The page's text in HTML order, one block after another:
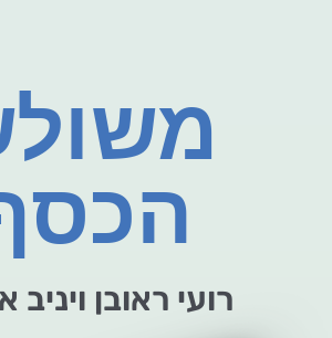
רועי ראובן ויניב